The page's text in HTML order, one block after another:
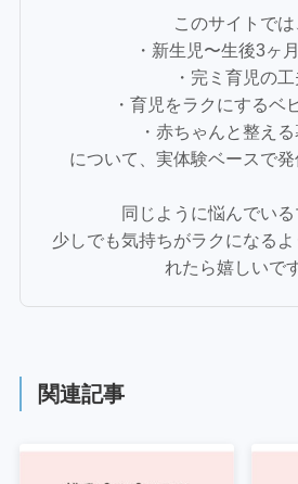
このサイトでは
・新生児〜生後3ヶ
・完ミ育児の工
・育児をラクにするベ
・赤ちゃんと整え
について、実体験ベースで発
同じように悩んでいる
少しでも気持ちがラクになる
れたら嬉しいで
関連記事